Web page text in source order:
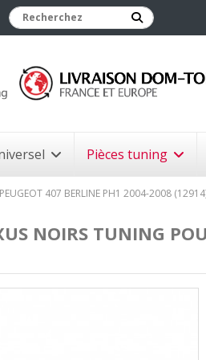
Pièces tuning
407 BERLINE PH1 2004-2008
NOIRS TUNING